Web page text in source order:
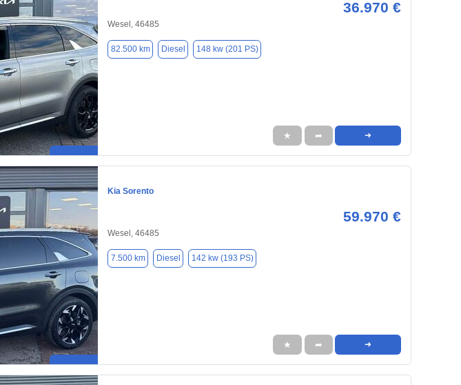
36.970 €
Wesel, 46485
82.500 km Diesel 148 kw (201 PS)
★ ➦ ➜
Kia Sorento
59.970 €
Wesel, 46485
7.500 km Diesel 142 kw (193 PS)
★ ➦ ➜